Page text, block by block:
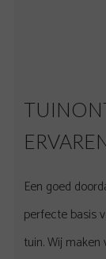
Een goed
perfecte basis
tuin. Wij